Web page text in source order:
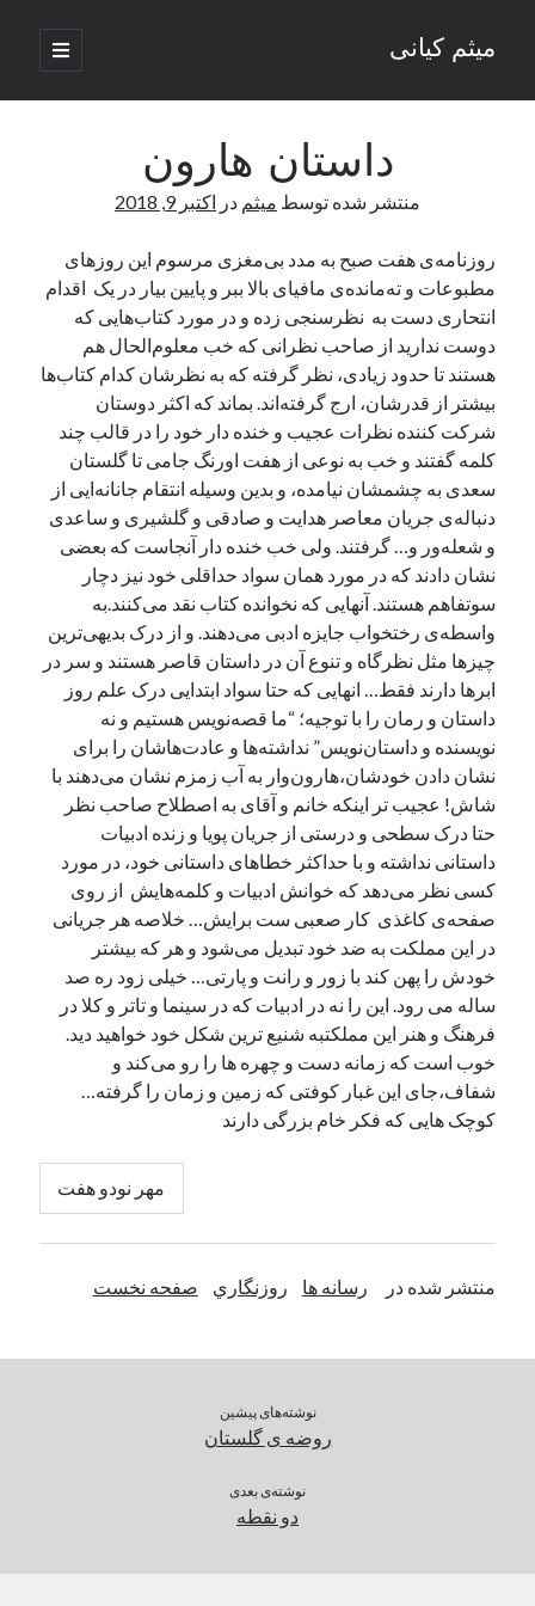
میثم کیانی
باز
کردن
اصلی
نوار
دسته‌ها
داستان
دوربرگردان
رسانه ها
رگبار
روزنگاری
شعر
صفحه نخست
کودکانه
يادآوری
از اين كلمه‌ها و چينش آنها بدين سبک و سياق، گاهی ساعت‌ها، گاهی روزها و
گاهی سال‌ها زمان سپری شده، پس با کپی کردن نمی‌شود اين فاصله را به آسانی
طی کرد!
جستجو
جست‌وجو
داستان هارون
منتشر شده توسط میثم در اکتبر 9, 2018
روزنامه‌ی هفت صبح به مدد بی‌مغزی مرسوم این روزهای
مطبوعات و ته‌مانده‌ی مافیای بالا ببر و پایین بیار در یک اقدام
انتحاری دست به نظرسنجی زده و در مورد کتاب‌هایی که
دوست ندارید از صاحب نظرانی که خب معلوم‌الحال هم
هستند تا حدود زیادی، نظر گرفته که به نظرشان کدام کتاب‌ها
بیشتر از قدرشان، ارج گرفته‌اند. بماند که اکثر دوستان
شرکت کننده نظرات عجیب و خنده دار خود را در قالب چند
کلمه گفتند و خب به نوعی از هفت اورنگ جامی تا گلستان
سعدی به چشمشان نیامده، و بدین وسیله انتقام جانانه‌ایی از
دنباله‌ی جریان معاصر هدایت و صادقی و گلشیری و ساعدی
و شعله‌ور و… گرفتند. ولی خب خنده دار آنجاست که بعضی
نشان دادند که در مورد همان سواد حداقلی خود نیز دچار
سوتفاهم هستند. آنهایی که نخوانده کتاب نقد می‌کنند.به
واسطه‌ی رختخواب جایزه ادبی می‌دهند. و از درک بدیهی‌ترین
چیز‌ها مثل نظرگاه و تنوع آن در داستان قاصر هستند و سر در
ابرها دارند فقط… انهایی که حتا سواد ابتدایی درک علم روز
داستان و رمان را با توجیه؛ “ما قصه‌نویس هستیم و نه
نویسنده و داستان‌نویس” نداشته‌ها و عادت‌هاشان را برای
نشان دادن خودشان،هارون‌وار به آب زمزم نشان می‌دهند با
شاش! عجیب تر اینکه خانم و آقای به اصطلاح صاحب نظر
حتا درک سطحی و درستی از جریان پویا و زنده ادبیات
داستانی نداشته و با حداکثر خطاهای داستانی خود، در مورد
کسی نظر می‌دهد که خوانش ادبیات‌ و کلمه‌هایش از روی
صفحه‌ی کاغذی کار صعبی ست برایش… خلاصه هر جریانی
در این مملکت به ضد خود تبدیل می‌شود و هر که بیشتر
خودش را پهن کند با زور و رانت و پارتی… خیلی زود ره صد
ساله می رود. این را نه در ادبیات که در سینما و تاتر و کلا در
فرهنگ و هنر این مملکتبه شنیع ترین شکل خود خواهید دید.
خوب است که زمانه دست و چهره ها را رو می‌کند و
شفاف،جای این غبار کوفتی که زمین و زمان را گرفته…
کوچک هایی که فکر خام بزرگی دارند
مهر نودو هفت
منتشر شده در رسانه ها روزنگاري صفحه نخست
نوشته‌های پیشین
روضه ی گلستان
نوشته‌ی بعدی
دو نقطه